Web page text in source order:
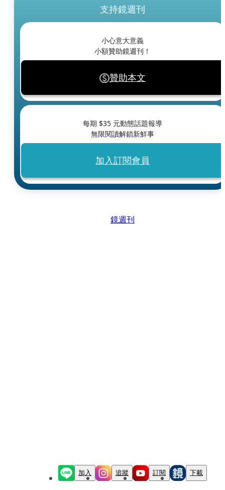
支持鏡週刊
小心意大意義
小額贊助鏡週刊！
贊助本文
每期 $35 元動態話題報導
無限閱讀解鎖新鮮事
加入訂閱會員
鏡週刊
加入 追蹤 訂閱 下載